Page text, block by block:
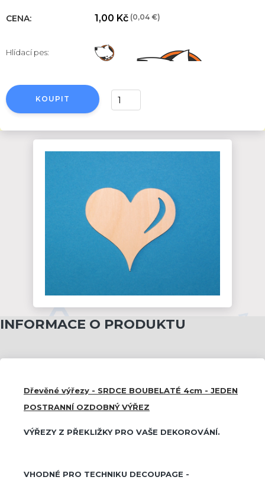
CENA: 1,00 Kč (0,04 €)
Hlídací pes:
KOUPIT
INFORMACE O PRODUKTU
Dřevěné výřezy - SRDCE BOUBELATÉ 4cm - JEDEN
POSTRANNÍ OZDOBNÝ VÝŘEZ
VÝŘEZY Z PŘEKLIŽKY PRO VAŠE DEKOROVÁNÍ.
VHODNÉ PRO TECHNIKU DECOUPAGE -